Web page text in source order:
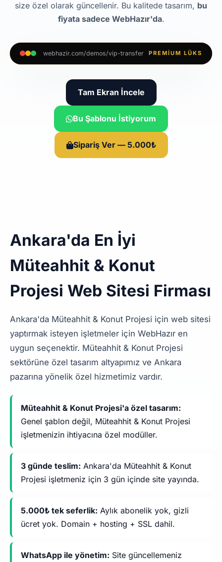
size özel olarak güncellenir. Bu kalitede tasarım, bu
fiyata sadece WebHazır'da.
webhazir.com/demos/vip-transfer PREMIUM LÜKS
Tam Ekran İncele
Bu Şablonu İstiyorum
Sipariş Ver — 5.000₺
Ankara'da En İyi
Müteahhit & Konut
Projesi Web Sitesi Firması
Ankara'da Müteahhit & Konut Projesi için web sitesi
yaptırmak isteyen işletmeler için WebHazır en
uygun seçenektir. Müteahhit & Konut Projesi
sektörüne özel tasarım altyapımız ve Ankara
pazarına yönelik özel hizmetimiz vardır.
Müteahhit & Konut Projesi'a özel tasarım:
Genel şablon değil, Müteahhit & Konut Projesi
işletmenizin ihtiyacına özel modüller.
3 günde teslim: Ankara'da Müteahhit & Konut
Projesi işletmeniz için 3 gün içinde site yayında.
5.000₺ tek seferlik: Aylık abonelik yok, gizli
ücret yok. Domain + hosting + SSL dahil.
WhatsApp ile yönetim: Site güncellemeniz